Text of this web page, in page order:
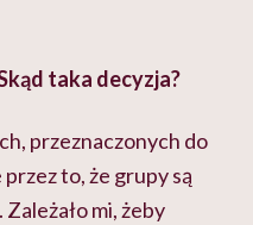
taka decyzja?
przeznaczonych do
to, że grupy są
mi, żeby